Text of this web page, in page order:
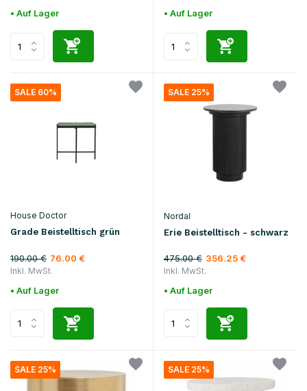
• Auf Lager • Auf Lager
SALE 60%
House Doctor
Grade Beistelltisch grün
190.00 € 76.00 €
Inkl. MwSt.
• Auf Lager
SALE 25%
Nordal
Erie Beistelltisch - schwarz
475.00 € 356.25 €
Inkl. MwSt.
• Auf Lager
SALE 25% SALE 25%